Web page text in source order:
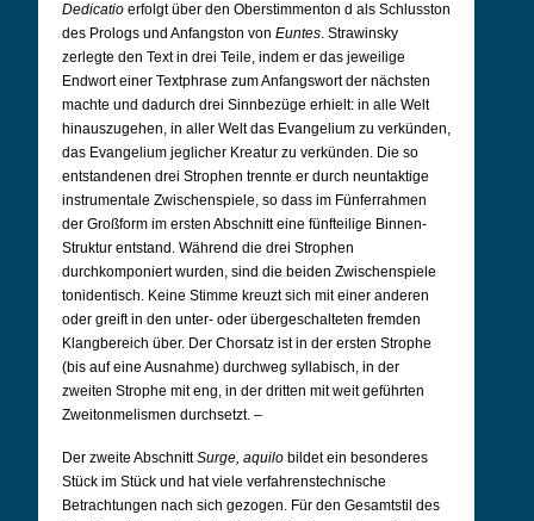
Dedicatio erfolgt über den Oberstimmenton d als Schlusston
des Prologs und Anfangston von Euntes. Strawinsky
zerlegte den Text in drei Teile, indem er das jeweilige
Endwort einer Textphrase zum Anfangswort der nächsten
machte und dadurch drei Sinnbezüge erhielt: in alle Welt
hinauszugehen, in aller Welt das Evangelium zu verkünden,
das Evangelium jeglicher Kreatur zu verkünden. Die so
entstandenen drei Strophen trennte er durch neuntaktige
instrumentale Zwischenspiele, so dass im Fünferrahmen
der Großform im ersten Abschnitt eine fünfteilige Binnen-
Struktur entstand. Während die drei Strophen
durchkomponiert wurden, sind die beiden Zwischenspiele
tonidentisch. Keine Stimme kreuzt sich mit einer anderen
oder greift in den unter- oder übergeschalteten fremden
Klangbereich über. Der Chorsatz ist in der ersten Strophe
(bis auf eine Ausnahme) durchweg syllabisch, in der
zweiten Strophe mit eng, in der dritten mit weit geführten
Zweitonmelismen durchsetzt. –
Der zweite AbschnittSurge, aquilo bildet ein besonderes
Stück im Stück und hat viele verfahrenstechnische
Betrachtungen nach sich gezogen. Für den Gesamtstil des